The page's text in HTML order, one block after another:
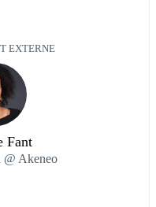
EXTERNE
Fant
@ Akeneo